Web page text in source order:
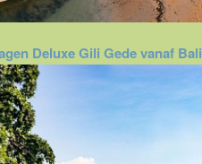
Deluxe Gili Gede vanaf Bali